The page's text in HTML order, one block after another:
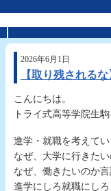
2026年6月1日
【取り残される
こんにちは。
トライ式高等学院生
進学・就職を考えてい
なぜ、大学に行きた
なぜ、働きたいのか
進学にしろ就職にし